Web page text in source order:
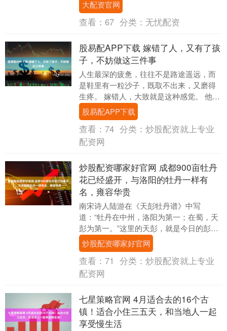
蕊、相....
大配资官网
查看： 67 分类： 无忧配资
股易配APP下载 嫁错了人，又有了孩
子，不妨做这三件事
人生最深的疲惫，往往不是路途遥远，而
是鞋里有一粒沙子，既取不出来，又磨得
生疼。 嫁错人，大致就是这种感觉。 他不
是十恶不赦，但言语里的凉薄、骨子里的
自私、日复一....
股易配APP下载
查看： 74 分类： 炒股配资就上专业
配资网
炒股配资哪家好官网 成都900亩牡丹
花已经盛开，与洛阳的牡丹一样有
名，雍容华贵
南宋诗人陆游在《天彭牡丹谱》中写
道：“牡丹在中州，洛阳为第一；在蜀，天
彭为第一。”这里的天彭，就是今日的彭
州。可见近千年前，彭州牡丹就已惊艳全
国。与名动天下的洛....
炒股配资哪家好官网
查看： 71 分类： 炒股配资就上专业
配资网
七星策略官网 4月适合去的16个古
镇！适合小住三五天，和当地人一起
享受慢生活